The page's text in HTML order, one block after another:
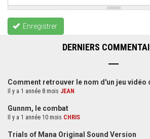
Enregistrer
DERNIERS
Comment retrouver le nom d'un jeu vidéo
Il y a 1 année 8 mois JEAN
Gunnm, le combat
Il y a 1 année 10 mois CHRIS
Trials of Mana Original Sound Version